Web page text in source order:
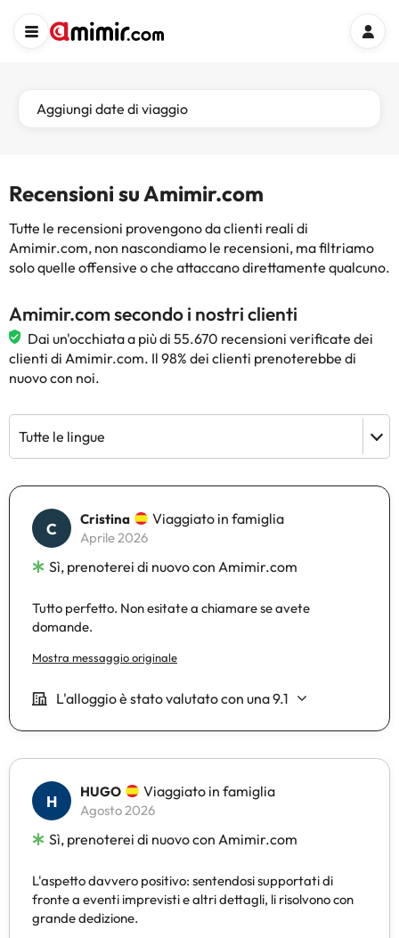
Aggiungi date di viaggio
Recensioni su Amimir.com
Tutte le recensioni provengono da clienti reali di
Amimir.com, non nascondiamo le recensioni, ma filtriamo
solo quelle offensive o che attaccano direttamente qualcuno.
Amimir.com secondo i nostri clienti
Dai un'occhiata a più di 55.670 recensioni verificate dei
clienti di Amimir.com. Il 98% dei clienti prenoterebbe di
nuovo con noi.